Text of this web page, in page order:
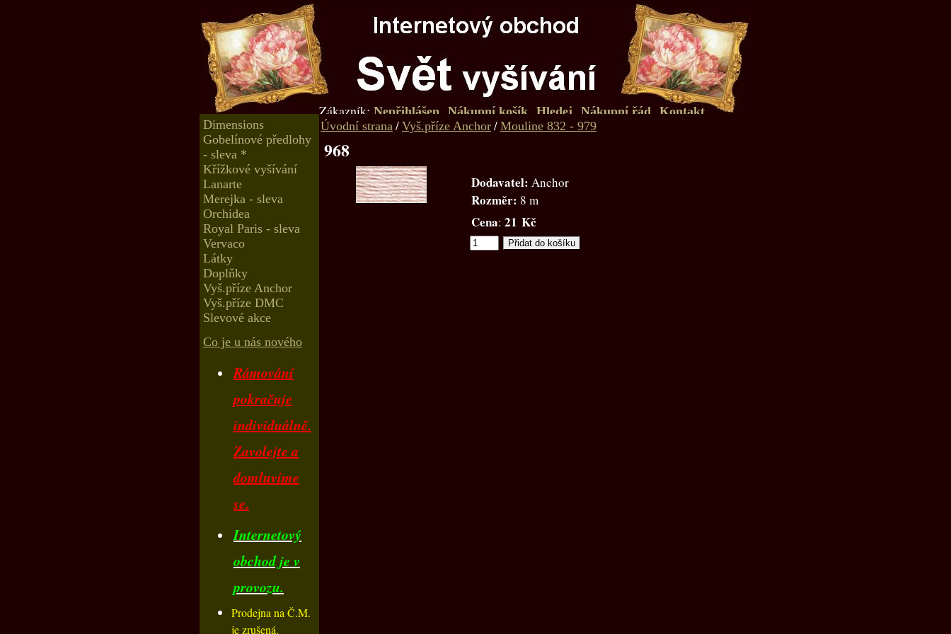
Zákazník: Nepřihlášen Nákupní košík Hledej Nákupní řád
Kontakt
Dimensions
Gobelínové předlohy
- sleva *
Křížkové vyšívání
Lanarte
Merejka - sleva
Orchidea
Royal Paris - sleva
Vervaco
Látky
Doplňky
Vyš.příze Anchor
Vyš.příze DMC
Slevové akce
Co je u nás nového
Rámování
pokračuje
individuálně.
Zavolejte a
domluvíme
se.
Internetový
obchod je v
provozu.
Prodejna na Č.M.
je zrušená.
Úvodní strana / Vyš.příze Anchor / Mouline 832 - 979
968
Dodavatel: Anchor
Rozměr: 8 m
Cena: 21 Kč